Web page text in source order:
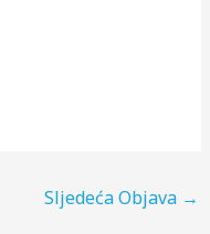
Sljedeća Objava →